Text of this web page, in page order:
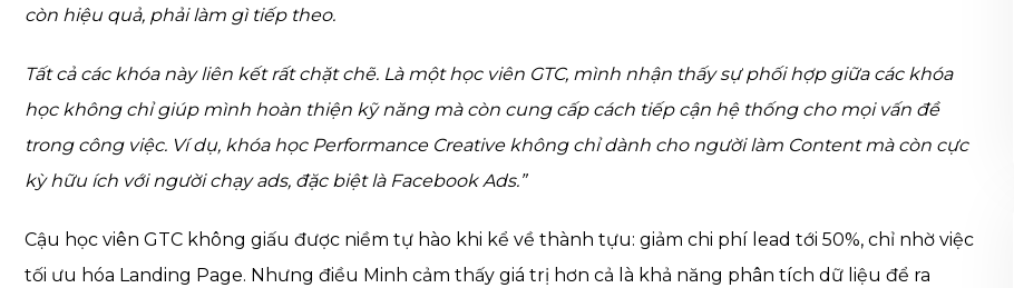
còn hiệu quả, phải làm gì tiếp theo.
Tất cả các khóa này liên kết rất chặt chẽ. Là một học viên GTC, mình nhận thấy sự phối hợp giữa các khóa
học không chỉ giúp mình hoàn thiện kỹ năng mà còn cung cấp cách tiếp cận hệ thống cho mọi vấn đề
trong công việc. Ví dụ, khóa học Performance Creative không chỉ dành cho người làm Content mà còn cực
kỳ hữu ích với người chạy ads, đặc biệt là Facebook Ads.”
Cậu học viên GTC không giấu được niềm tự hào khi kể về thành tựu: giảm chi phí lead tới 50%, chỉ nhờ việc
tối ưu hóa Landing Page. Nhưng điều Minh cảm thấy giá trị hơn cả là khả năng phân tích dữ liệu để ra